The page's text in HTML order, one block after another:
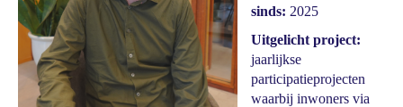
sinds: 2025
Uitgelicht project:
jaarlijkse
participatieprojecten
waarbij inwoners via